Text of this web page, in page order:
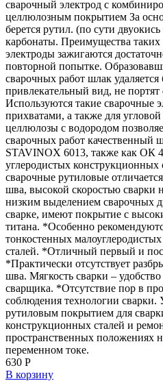
сварочный электрод с
целлюлозным покрытием За
берется рутил. (по сути
карбонаты. Преимущества
электроды зажигаются
повторной попытке.
сварочных работ шлак
привлекательный вид, не портят
Используются такие сварочные
прихватами, а также для
целлюлозы с водородом
сварочных работ качественный
STAVINOX 6013, также как ОК
углеродистых конструкционных
сварочные рутиловые
шва, высокой скоростью сварки
низким выделением сварочных
сварке, имеют покрытие с
титана. *Особенно
тонкостенных
сталей. *Отличный первый и
*Практически отсутствует
шва. Мягкость сварки –
сварщика. *Отсутствие пор в
соблюдения технологии сварки.
рутиловым покрытием для
конструкционных сталей и
пространственных положениях
переменном токе.
630 Р
В корзину